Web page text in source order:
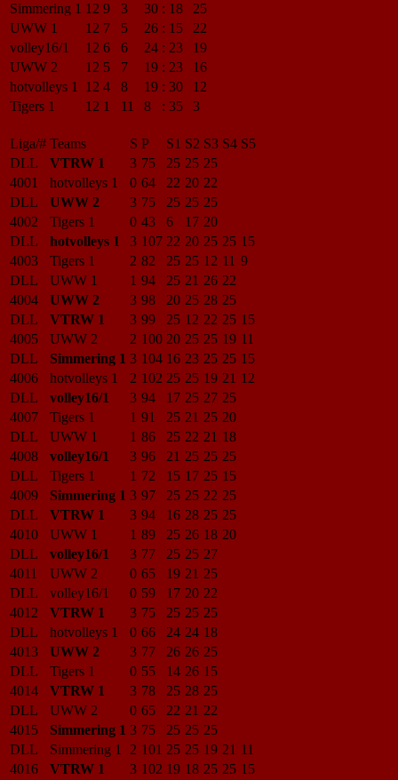
Simmering 1 12 9 3 30 : 18
25
UWW 1
12 7 5 26 : 15
22
volley16/1
12 6 6 24 : 23
19
UWW 2
12 5 7 19 : 23
16
hotvolleys 1
12 4 8 19 : 30
12
Tigers 1
12 1 11 8 : 35 3
Liga/# Teams S P S1 S2 S3 S4 S5
DLL
VTRW 1 3 75 25 25 25
4001
hotvolleys 1 0 64 22 20 22
DLL
UWW 2 3 75 25 25 25
4002
Tigers 1 0 43 6 17 20
DLL
hotvolleys 1 3 107 22 20 25 25 15
4003
Tigers 1 2 82 25 25 12 11 9
DLL
UWW 1 1 94 25 21 26 22
4004
UWW 2 3 98 20 25 28 25
DLL
VTRW 1 3 99 25 12 22 25 15
4005
UWW 2 2 100 20 25 25 19 11
DLL
Simmering 1 3 104 16 23 25 25 15
4006
hotvolleys 1 2 102 25 25 19 21 12
DLL
volley16/1 3 94 17 25 27 25
4007
Tigers 1 1 91 25 21 25 20
DLL
UWW 1 1 86 25 22 21 18
4008
volley16/1 3 96 21 25 25 25
DLL
Tigers 1 1 72 15 17 25 15
4009
Simmering 1 3 97 25 25 22 25
DLL
VTRW 1 3 94 16 28 25 25
4010
UWW 1 1 89 25 26 18 20
DLL
volley16/1 3 77 25 25 27
4011
UWW 2 0 65 19 21 25
DLL
volley16/1 0 59 17 20 22
4012
VTRW 1 3 75 25 25 25
DLL
hotvolleys 1 0 66 24 24 18
4013
UWW 2 3 77 26 26 25
DLL
Tigers 1 0 55 14 26 15
4014
VTRW 1 3 78 25 28 25
DLL
UWW 2 0 65 22 21 22
4015
Simmering 1 3 75 25 25 25
DLL
Simmering 1 2 101 25 25 19 21 11
4016
VTRW 1 3 102 19 18 25 25 15